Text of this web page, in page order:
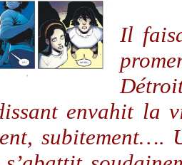
Il
envahit la
subitement….